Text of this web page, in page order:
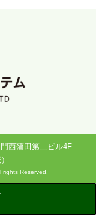
西蒲田第二ビル4F
rights Reserved.